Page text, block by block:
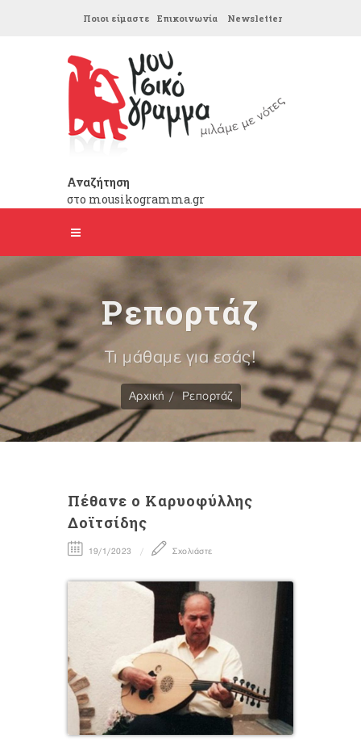
Ποιοι είμαστε Επικοινωνία Newsletter
Αναζήτηση
στο mousikogramma.gr
Ρεπορτάζ
Τι μάθαμε για εσάς!
Αρχική Ρεπορτάζ
Πέθανε ο Καρυοφύλλης
Δοϊτσίδης
19/1/2023 Σχολιάστε